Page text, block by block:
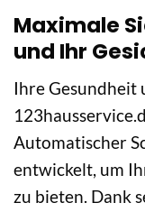
Maximale
und Ihr
Ihre Gesundheit
Automatischer
entwickelt, um
zu bieten. Dank